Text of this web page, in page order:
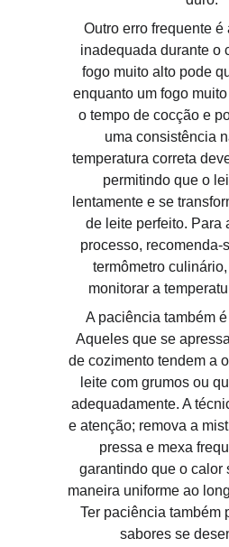
Outro erro frequente é
inadequada durante o
fogo muito alto pode
enquanto um fogo
o tempo de cocção e
uma consistência
temperatura correta
permitindo que o
lentamente e se
de leite perfeito. Para
processo, recomenda-
termômetro
monitorar a
A paciência também
Aqueles que se
de cozimento tendem a
leite com grumos ou
adequadamente. A
e atenção; remova a
pressa e mexa
garantindo que o calor
maneira uniforme ao
Ter paciência também
sabores se